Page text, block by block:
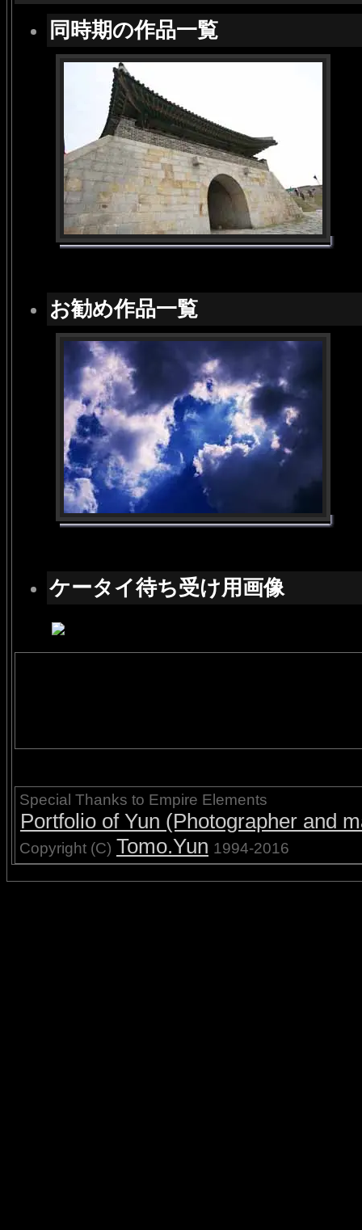
同時期の作品一覧
お勧め作品一覧
ケータイ待ち受け用画像
Special Thanks to Empire Elements
Portfolio of Yun (Photographer and
Copyright (C) Tomo.Yun 1994-2016